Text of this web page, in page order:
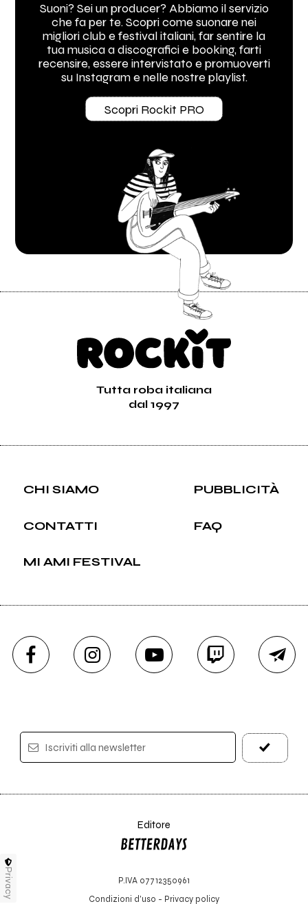
Suoni? Sei un producer? Abbiamo il servizio
che fa per te. Scopri come suonare nei
migliori club e festival italiani, far sentire la
tua musica a discografici e booking, farti
recensire, essere intervistato e promuoverti
su Instagram e nelle nostre playlist.
Scopri Rockit PRO
Tutta roba italiana
dal 1997
CHI SIAMO PUBBLICITÀ
CONTATTI FAQ
MI AMI FESTIVAL
Iscriviti alla newsletter
Editore
P.IVA 07712350961
Condizioni d'uso - Privacy policy
Privacy